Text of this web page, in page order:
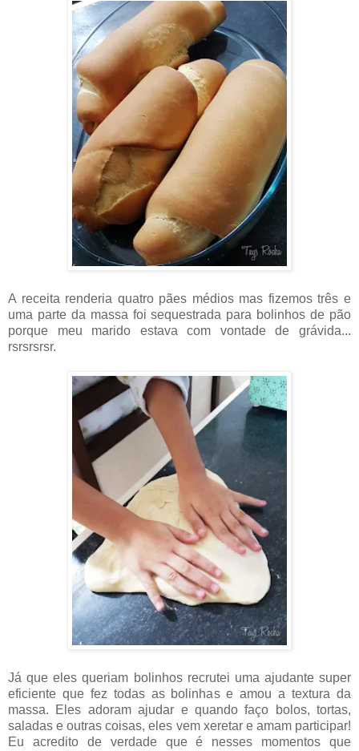
A receita renderia quatro pães médios mas fizemos três e
uma parte da massa foi sequestrada para bolinhos de pão
porque meu marido estava com vontade de grávida...
rsrsrsrsr.
Já que eles queriam bolinhos recrutei uma ajudante super
eficiente que fez todas as bolinhas e amou a textura da
massa. Eles adoram ajudar e quando faço bolos, tortas,
saladas e outras coisas, eles vem xeretar e amam participar!
Eu acredito de verdade que é nesses momentos que